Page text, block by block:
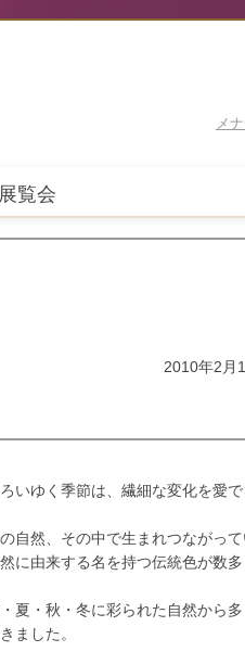
メ
覧会
2010年2月
いゆく季節は、繊細な変化を愛
自然、その中で生まれつながっ
に由来する名を持つ伝統色が数多
夏・秋・冬に彩られた自然から
ました。